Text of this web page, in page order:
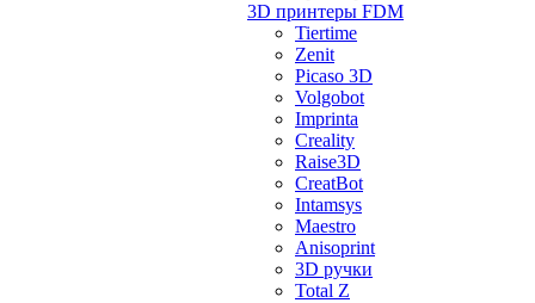
3D принтеры FDM
Tiertime
Zenit
Picaso 3D
Volgobot
Imprinta
Creality
Raise3D
CreatBot
Intamsys
Maestro
Anisoprint
3D ручки
Total Z